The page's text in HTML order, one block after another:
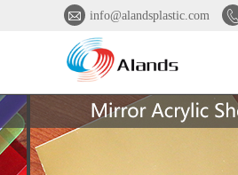
 info@alandsplastic.com 